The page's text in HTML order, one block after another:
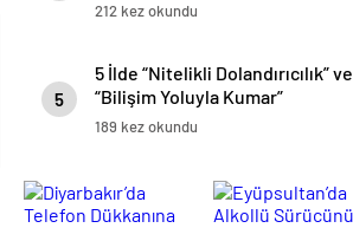
212 kez okundu
5
5 İlde “Nitelikli Dolandırıcılık” ve
“Bilişim Yoluyla Kumar”
Operasyonu
189 kez okundu